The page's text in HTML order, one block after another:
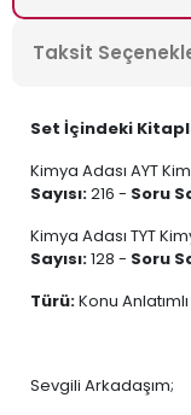
Taksit
Set İçindeki
Kimya Adası AYT
Sayısı:216 - Soru
Kimya Adası TYT
Sayısı:128 - Soru
Türü:Konu
Sevgili Arkadaşım;